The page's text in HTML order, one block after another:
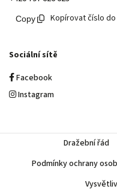
Kopírovat číslo
Sociální sítě
Facebook
Instagram
Dražební řád
Podmínky ochrany